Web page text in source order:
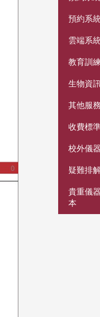
預約系
雲端系
教育訓
生物資
其他服務
收費標
校外儀
疑難排
貴重儀
本